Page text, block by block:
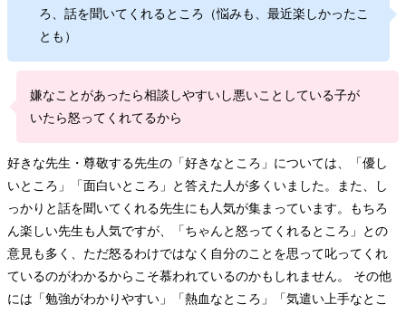
ろ、話を聞いてくれるところ（悩みも、最近楽しかったこ
とも）
嫌なことがあったら相談しやすいし悪いことしている子が
いたら怒ってくれてるから
好きな先生・尊敬する先生の「好きなところ」については、「優し
いところ」「面白いところ」と答えた人が多くいました。また、し
っかりと話を聞いてくれる先生にも人気が集まっています。もちろ
ん楽しい先生も人気ですが、「ちゃんと怒ってくれるところ」との
意見も多く、ただ怒るわけではなく自分のことを思って叱ってくれ
ているのがわかるからこそ慕われているのかもしれません。 その他
には「勉強がわかりやすい」「熱血なところ」「気遣い上手なとこ